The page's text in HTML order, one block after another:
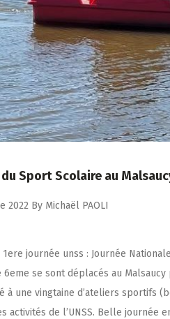
Sport Scolaire au
2022 By Michaël PAOLI
journée unss : Journée
6eme se sont déplacés au
à une vingtaine d’ateliers sportifs
activités de l’UNSS. Belle journée